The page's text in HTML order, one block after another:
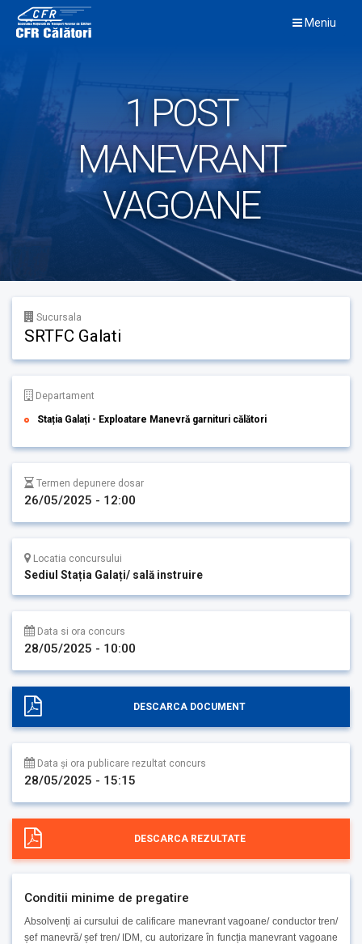
content
Meniu
1 POST
MANEVRANT
VAGOANE
Sucursala
SRTFC Galati
Departament
Stația Galați - Exploatare Manevră garnituri călători
Termen depunere dosar
26/05/2025 - 12:00
Locatia concursului
Sediul Stația Galați/ sală instruire
Data si ora concurs
28/05/2025 - 10:00
DESCARCA DOCUMENT
Data și ora publicare rezultat concurs
28/05/2025 - 15:15
DESCARCA REZULTATE
Conditii minime de pregatire
Absolvenți ai cursului de calificare manevrant vagoane/ conductor tren/
șef manevră/ șef tren/ IDM, cu autorizare în funcția manevrant vagoane